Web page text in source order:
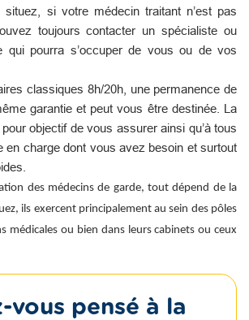
si votre médecin traitant n’est pas
toujours contacter un spécialiste ou
qui pourra s’occuper de vous ou de vos
classiques 8h/20h, une permanence de
garantie et peut vous être destinée. La
objectif de vous assurer ainsi qu’à tous
en charge dont vous avez besoin et surtout
des médecins de garde, tout dépend de la
ils exercent principalement au sein des pôles
médicales ou bien dans leurs cabinets ou ceux
vous pensé à la